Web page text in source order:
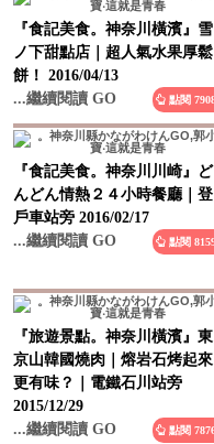
『食記美食。神奈川橫濱』雪
ノ下甜點店｜超人氣水果厚鬆
餅！ 2016/04/13
...繼續閱讀 GO
『食記美食。神奈川川崎』ど
んどん情熱２４小時餐廳｜登
戶車站旁 2016/02/17
...繼續閱讀 GO
『旅遊景點。神奈川橫濱』東
京山韓國燒肉｜熔岩石烤起來
更有味？｜電鐵石川站旁
2015/12/29
...繼續閱讀 GO